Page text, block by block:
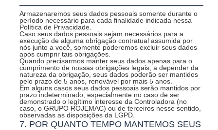
Armazenaremos seus dados pessoais somente durante o
período necessário para cada finalidade indicada nessa
Política de Privacidade.
Caso seus dados pessoais sejam necessários para a
execução de alguma obrigação contratual assumida por
nós junto a você, somente poderemos excluir seus dados
após cumprir tais obrigações.
Quando precisarmos manter seus dados apenas para o
cumprimento de nossas obrigações legais, a depender da
natureza da obrigação, seus dados poderão ser mantidos
pelo prazo de 5 anos, renovável por mais 5 anos.
Em alguns casos seus dados pessoais serão mantidos por
prazo indeterminado, especialmente no caso de ser
demonstrado o legítimo interesse da Controladora (no
caso, o GRUPO ROJEMAC) ou de terceiros nesse sentido,
observadas as disposições da LGPD.
7. POR QUANTO TEMPO MANTEMOS SEUS